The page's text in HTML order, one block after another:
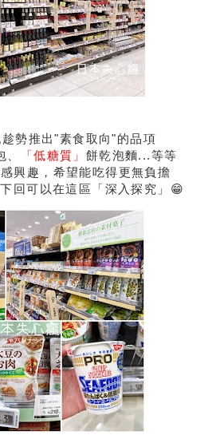
勢推出"素食取向"的品項
、 「低糖質」 餅乾泡麵...等等
興趣，希望能吃得更無負擔
回可以在這區「深入探究」😁